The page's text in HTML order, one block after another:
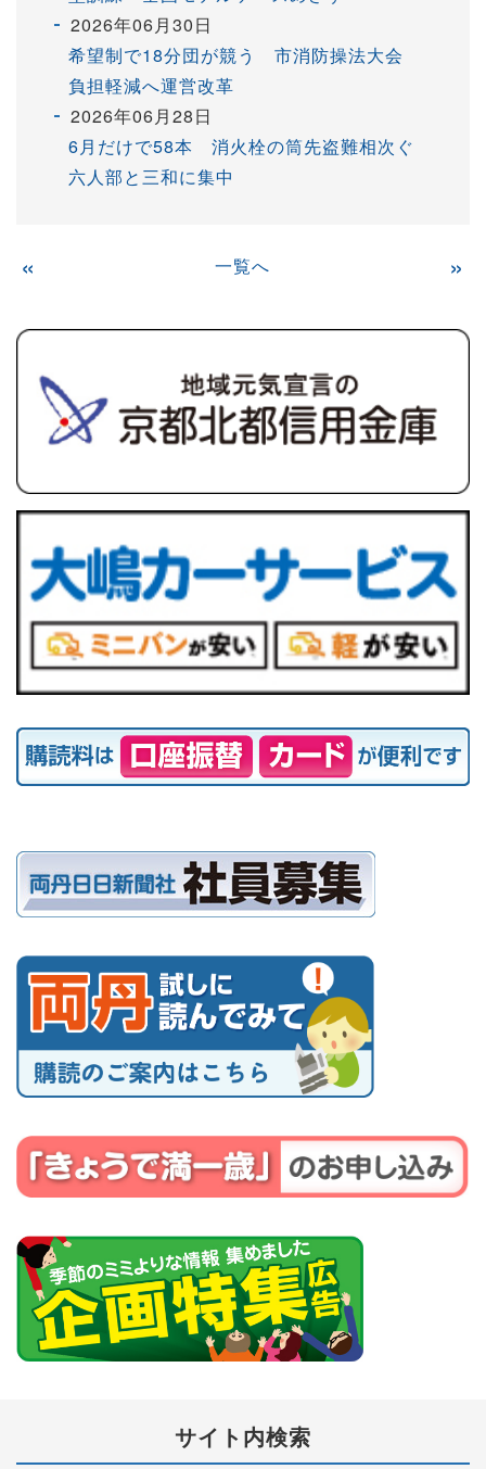
2026年06月30日
希望制で18分団が競う 市消防操法大会
負担軽減へ運営改革
2026年06月28日
6月だけで58本 消火栓の筒先盗難相次ぐ
六人部と三和に集中
« 一覧へ
サイト内検索